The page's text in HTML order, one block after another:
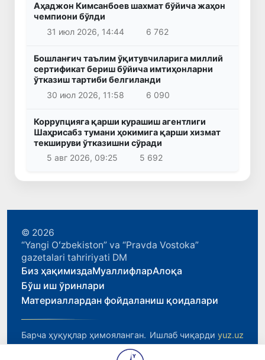
Аҳаджон Кимсанбоев шахмат бўйича жаҳон
чемпиони бўлди
31 июл 2026, 14:44
6 762
Бошланғич таълим ўқитувчиларига миллий
сертификат бериш бўйича имтиҳонларни
ўтказиш тартиби белгиланди
30 июл 2026, 11:58
6 090
Коррупцияга қарши курашиш агентлиги
Шаҳрисабз тумани ҳокимига қарши хизмат
текшируви ўтказишни сўради
5 авг 2026, 09:25
5 692
© 2026
“Yangi Oʻzbekiston” va “Pravda Vostoka”
gazetalari tahririyati DM
Биз ҳақимиздаМуаллифларАлоқа
Бўш иш ўринлари
Материаллардан фойдаланиш қоидалари
Барча ҳуқуқлар ҳимояланган. Ишлаб чиқарди yuz.uz